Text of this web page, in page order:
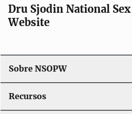
i
g
a
t
i
o
Dru Sjodin National
Website
Sobre NSOPW
Recursos